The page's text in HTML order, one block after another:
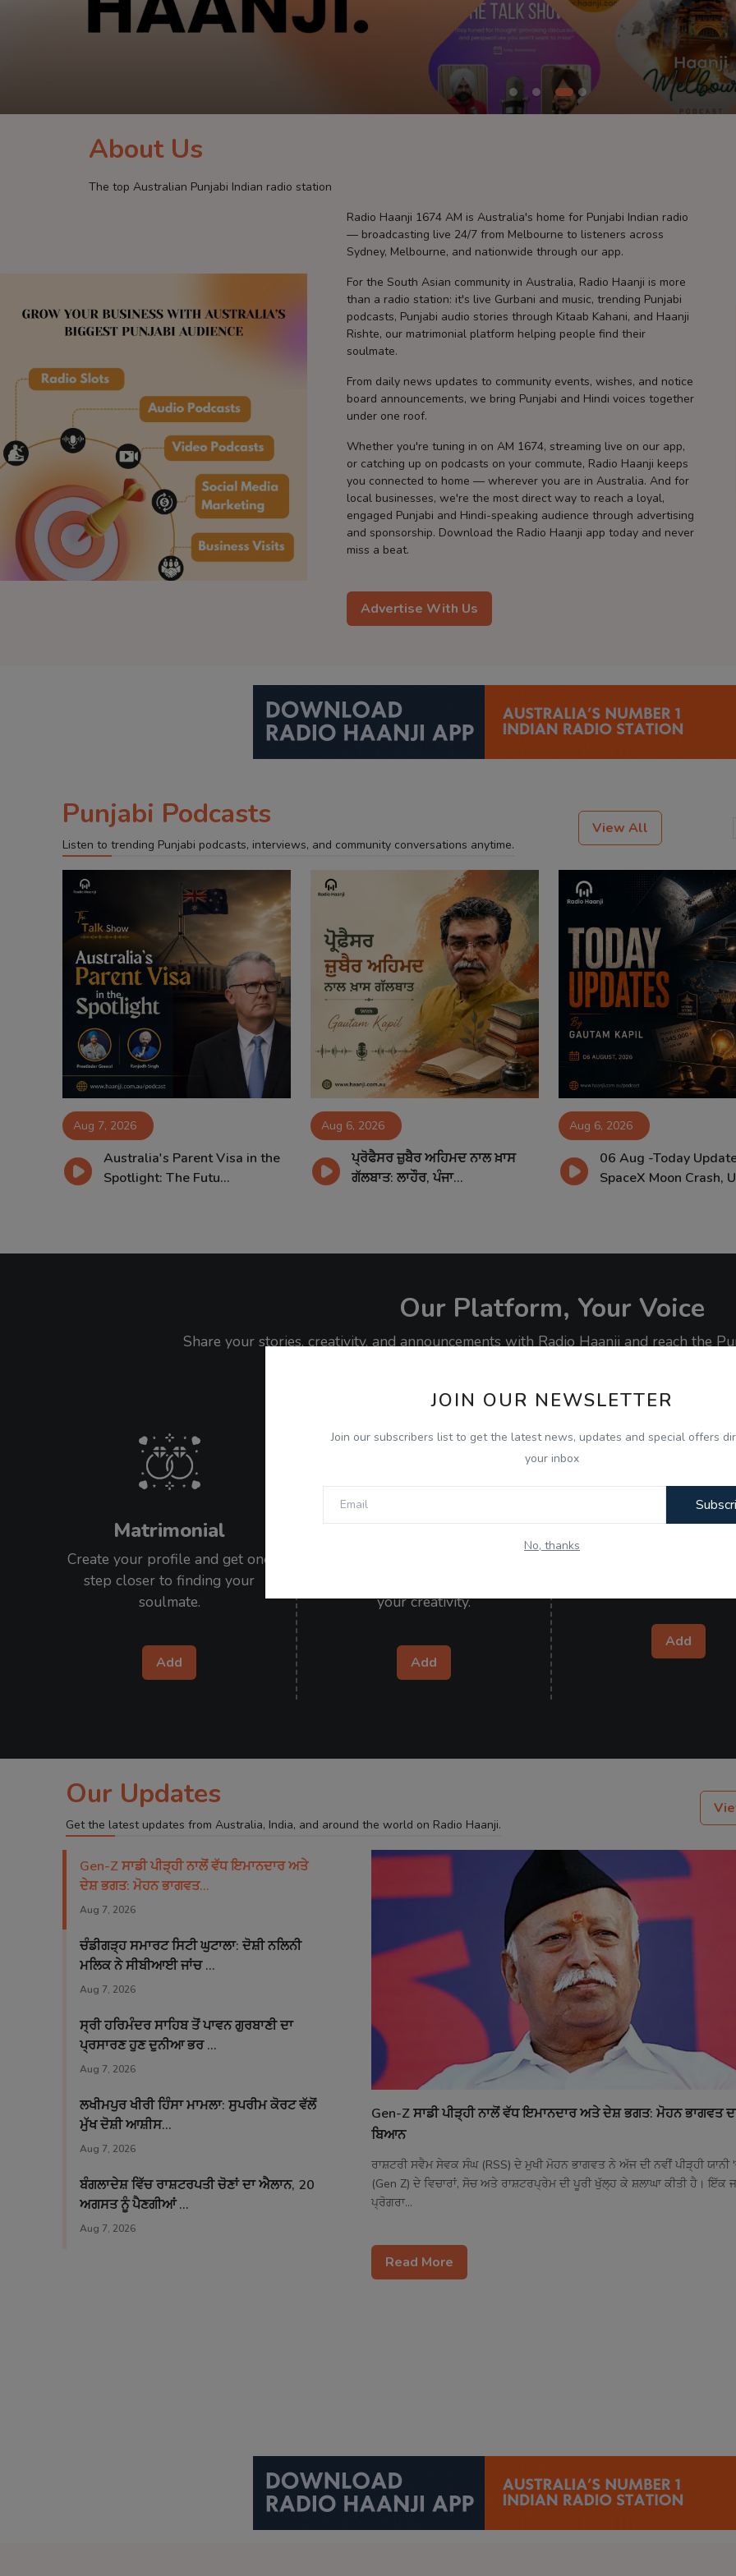
JOIN OUR NEWSLETTER
Join our subscribers list to get the latest news, updates and special offers
your inbox
No, thanks
About Us
The top Australian Punjabi Indian radio station
Radio Haanji 1674 AM is Australia's home for Punjabi Indian radio
— broadcasting live 24/7 from Melbourne to listeners across
Sydney, Melbourne, and nationwide through our app.
For the South Asian community in Australia, Radio Haanji is more
than a radio station: it's live Gurbani and music, trending Punjabi
podcasts, Punjabi audio stories through Kitaab Kahani, and Haanji
Rishte, our matrimonial platform helping people find their
soulmate.
From daily news updates to community events, wishes, and notice
board announcements, we bring Punjabi and Hindi voices together
under one roof.
Whether you're tuning in on AM 1674, streaming live on our app,
or catching up on podcasts on your commute, Radio Haanji keeps
you connected to home — wherever you are in Australia. And for
local businesses, we're the most direct way to reach a loyal,
engaged Punjabi and Hindi-speaking audience through advertising
and sponsorship. Download the Radio Haanji app today and never
miss a beat.
Advertise With Us
Punjabi Podcasts
Listen to trending Punjabi podcasts, interviews, and community conversations anytime.
View All
Aug 7, 2026
Australia's Parent Visa in the
Spotlight: The Futu...
Aug 6, 2026
ਪ੍ਰੋਫੈਸਰ ਜ਼ੁਬੈਰ ਅਹਿਮਦ ਨਾਲ ਖ਼ਾਸ
ਗੱਲਬਾਤ: ਲਾਹੌਰ, ਪੰਜਾ...
Aug 6, 2026
06 Aug -Today
SpaceX Moon Crash,
Our Platform, Your Voice
Share your stories, creativity, and announcements with Radio Haanji and reach the
Matrimonial
Create your profile and get one
step closer to finding your
soulmate.
Add
Kitaab Kahani
your creativity.
Add
Wishes
Add
Our Updates
Get the latest updates from Australia, India, and around the world on Radio Haanji.
Gen-Z ਸਾਡੀ ਪੀੜ੍ਹੀ ਨਾਲੋਂ ਵੱਧ ਇਮਾਨਦਾਰ ਅਤੇ
ਦੇਸ਼ ਭਗਤ: ਮੋਹਨ ਭਾਗਵਤ...
Aug 7, 2026
ਚੰਡੀਗੜ੍ਹ ਸਮਾਰਟ ਸਿਟੀ ਘੁਟਾਲਾ: ਦੋਸ਼ੀ ਨਲਿਨੀ
ਮਲਿਕ ਨੇ ਸੀਬੀਆਈ ਜਾਂਚ ...
Aug 7, 2026
ਸ੍ਰੀ ਹਰਿਮੰਦਰ ਸਾਹਿਬ ਤੋਂ ਪਾਵਨ ਗੁਰਬਾਣੀ ਦਾ
ਪ੍ਰਸਾਰਣ ਹੁਣ ਦੁਨੀਆ ਭਰ ...
Aug 7, 2026
ਲਖੀਮਪੁਰ ਖੀਰੀ ਹਿੰਸਾ ਮਾਮਲਾ: ਸੁਪਰੀਮ ਕੋਰਟ ਵੱਲੋਂ
ਮੁੱਖ ਦੋਸ਼ੀ ਆਸ਼ੀਸ...
Aug 7, 2026
ਬੰਗਲਾਦੇਸ਼ ਵਿੱਚ ਰਾਸ਼ਟਰਪਤੀ ਚੋਣਾਂ ਦਾ ਐਲਾਨ, 20
ਅਗਸਤ ਨੂੰ ਪੈਣਗੀਆਂ ...
Aug 7, 2026
Gen-Z ਸਾਡੀ ਪੀੜ੍ਹੀ ਨਾਲੋਂ ਵੱਧ ਇਮਾਨਦਾਰ ਅਤੇ ਦੇਸ਼ ਭਗਤ: ਮੋਹਨ ਭਾਗਵਤ
ਬਿਆਨ
ਰਾਸ਼ਟਰੀ ਸਵੈਮ ਸੇਵਕ ਸੰਘ (RSS) ਦੇ ਮੁਖੀ ਮੋਹਨ ਭਾਗਵਤ ਨੇ ਅੱਜ ਦੀ ਨਵੀਂ ਪੀੜ੍ਹੀ
(Gen Z) ਦੇ ਵਿਚਾਰਾਂ, ਸੋਚ ਅਤੇ ਰਾਸ਼ਟਰਪ੍ਰੇਮ ਦੀ ਪੂਰੀ ਖੁੱਲ੍ਹ ਕੇ ਸ਼ਲਾਘਾ ਕੀਤੀ ਹੈ। ਇੱਕ
ਪ੍ਰੋਗਰਾ...
Read More